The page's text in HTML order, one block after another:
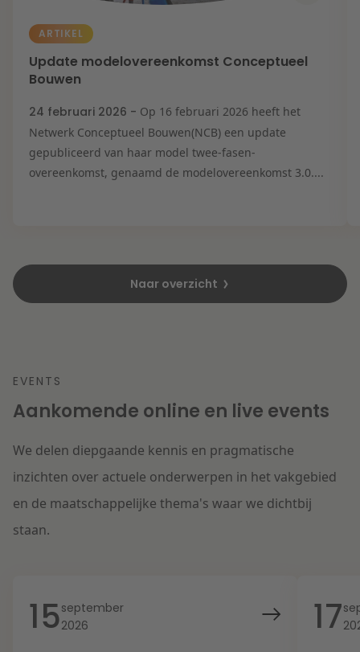
ARTIKEL
Update modelovereenkomst Conceptueel
Bouwen
24 februari 2026 - Op 16 februari 2026 heeft het
Netwerk Conceptueel Bouwen(NCB) een update
gepubliceerd van haar model twee-fasen-
overeenkomst, genaamd de modelovereenkomst 3.0....
Naar overzicht
EVENTS
Aankomende online en live events
We delen diepgaande kennis en pragmatische
inzichten over actuele onderwerpen in het vakgebied
en de maatschappelijke thema's waar we dichtbij
staan.
15september
2026
17